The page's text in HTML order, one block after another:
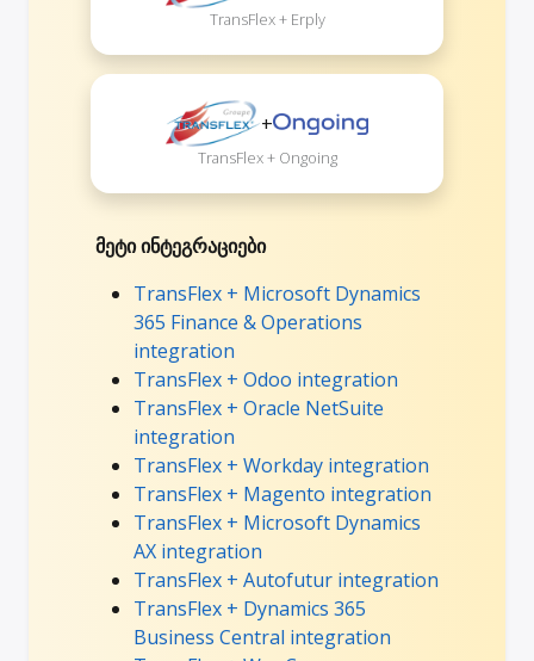
TransFlex + Erply
+
TransFlex + Ongoing
მეტი ინტეგრაციები
TransFlex + Microsoft Dynamics
365 Finance & Operations
integration
TransFlex + Odoo integration
TransFlex + Oracle NetSuite
integration
TransFlex + Workday integration
TransFlex + Magento integration
TransFlex + Microsoft Dynamics
AX integration
TransFlex + Autofutur integration
TransFlex + Dynamics 365
Business Central integration